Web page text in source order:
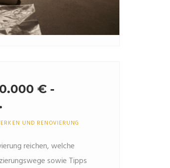
€ -
Tipps
UND RENOVIERUNG
reichen, welche
sowie Tipps